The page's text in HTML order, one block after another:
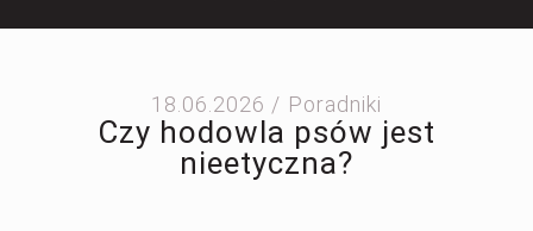
18.06.2026 / Poradniki
Czy hodowla psów jest
nieetyczna?